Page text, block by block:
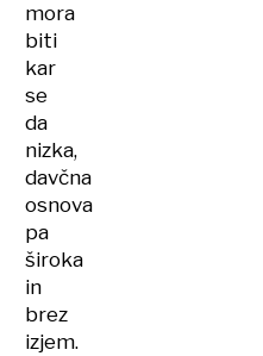
mora
biti
kar
se
da
nizka,
davčna
osnova
pa
široka
in
brez
izjem.